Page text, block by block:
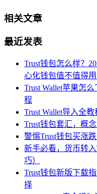
相关文章
最近发表
Trust钱包怎么样？
心化钱包值不值得用
Trust Wallet苹果怎
程
Trust Wallet导入全
Trust钱包套汇，概
警惕Trust钱包买涨
新手必看，货币转
巧）
Trust钱包新版下载
择